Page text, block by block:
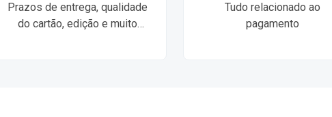
Prazos de entrega, qualidade
do cartão, edição e muito
Tudo relacionado ao
pagamento